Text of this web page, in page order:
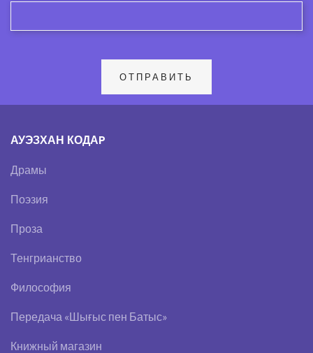
АУЭЗХАН КОДАP
Драмы
Поэзия
Проза
Тенгрианство
Философия
Передача «Шығыс пен Батыс»
Книжный магазин